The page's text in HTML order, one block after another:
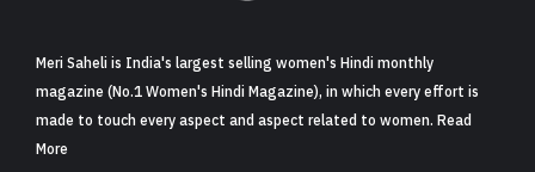
Meri Saheli is India's largest selling women's Hindi monthly
magazine (No.1 Women's Hindi Magazine), in which every effort is
made to touch every aspect and aspect related to women. Read
More